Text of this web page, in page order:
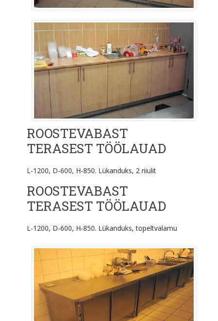
ROOSTEVABAST
TERASEST TÖÖLAUAD
L-1200, D-600, H-850. Lükanduks, 2 riiulit
ROOSTEVABAST
TERASEST TÖÖLAUAD
L-1200, D-600, H-850. Lükanduks, topeltvalamu